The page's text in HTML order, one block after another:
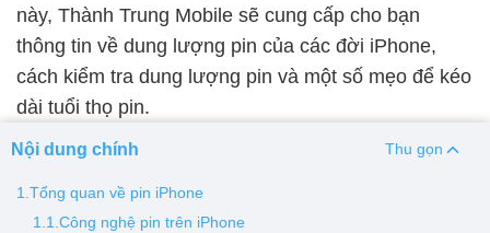
Vỏ iPhone Vỏ Samsung Vỏ Xiaomi Vỏ Oppo
Vỏ Huawei Vỏ Vivo
này, Thành Trung Mobile sẽ cung cấp cho bạn
thông tin về dung lượng pin của các đời iPhone,
cách kiểm tra dung lượng pin và một số mẹo để kéo
dài tuổi thọ pin.
Nội dung chính Thu gọn
1.Tổng quan về pin iPhone
1.1.Công nghệ pin trên iPhone